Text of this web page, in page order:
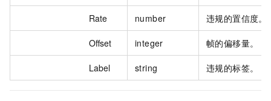
Rate number 违规的置信度。
Offset integer 帧的偏移量。
Label string 违规的标签。